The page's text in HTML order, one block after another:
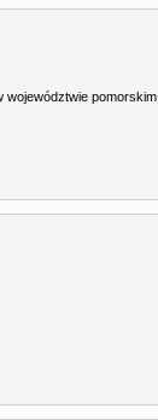
pomorskim.